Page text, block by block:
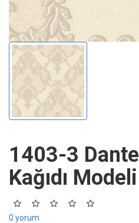
1403-3
Kağıdı Modeli
0 yorum